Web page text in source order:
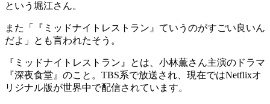
という堀江さん。
また「『ミッドナイトレストラン』ていうのがすごい良いん
だよ」とも言われたそう。
『ミッドナイトレストラン』とは、小林薫さん主演のドラマ
『深夜食堂』のこと。TBS系で放送され、現在ではNetflixオ
リジナル版が世界中で配信されています。